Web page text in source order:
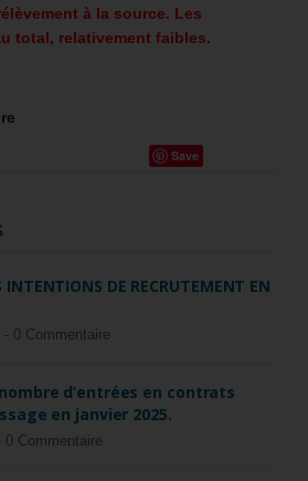
à la source. Les
total, relativement faibles.
Save
INTENTIONS DE RECRUTEMENT EN
- 0 Commentaire
d’entrées en contrats
en janvier 2025.
0 Commentaire